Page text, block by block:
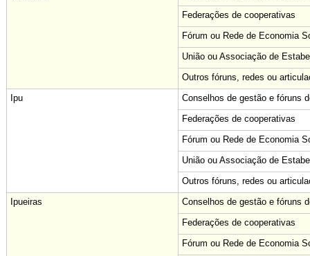
Federações de cooperativas
Fórum ou Rede de Economia
União ou Associação de
Outros fóruns, redes ou
Ipu
Conselhos de gestão e fóruns
Federações de cooperativas
Fórum ou Rede de Economia
União ou Associação de
Outros fóruns, redes ou
Ipueiras
Conselhos de gestão e fóruns
Federações de cooperativas
Fórum ou Rede de Economia